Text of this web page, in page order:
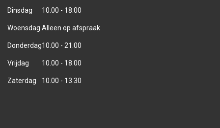
Dinsdag 10.00 - 18.00
Woensdag Alleen op afspraak
Donderdag10.00 - 21.00
Vrijdag 10.00 - 18.00
Zaterdag 10.00 - 13.30